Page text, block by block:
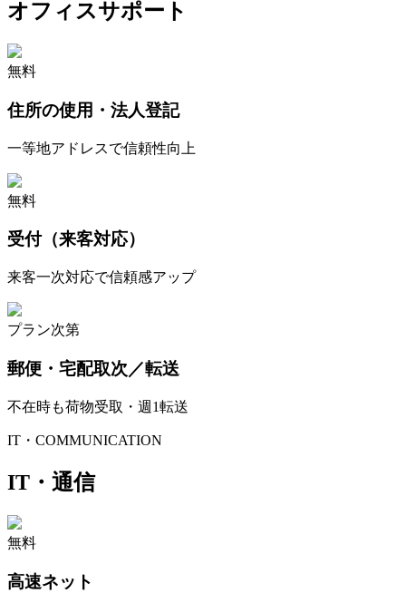
オフィスサポート
無料
住所の使用・法人登記
一等地アドレスで信頼性向上
無料
受付（来客対応）
来客一次対応で信頼感アップ
プラン次第
郵便・宅配取次／転送
不在時も荷物受取・週1転送
IT・COMMUNICATION
IT・通信
無料
高速ネット